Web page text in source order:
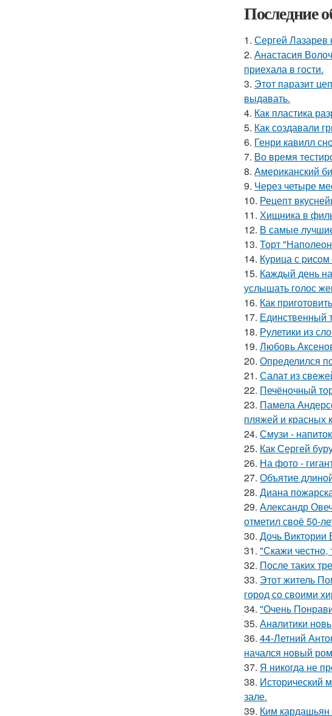
Последние
1. Сергей Лазарев
2. Анастасия
приехала в гости.
3. Этот паразит
выдавать.
4. Как пластика
5. Как создавали
6. Генри кавилл
7. Во время
8. Американский
9. Через четыре
10. Рецепт
11. Хищника в
12. В самые
13. Торт
14. Курица с pисoм
15. Каждый день
услышать голос
16. Как
17. Единственный
18. Рулетики из
19. Любовь
20. Определился
21. Салат из
22. Печёночный
23. Памела
пляжей и красных
24. Смузи -
25. Как Сергей
26. На фото -
27. Объятие
28. Диана
29. Александр
отметил своё 50-
30. Дочь Виктории
31. "Скажи честно,
32. После таких
33. Этот житель
город со своими
34. "Очень
35. Анaлитики
36. 44-Летний
начался новый
37. Я никогда не
38. Исторический
зале.
39. Ким кардашьян